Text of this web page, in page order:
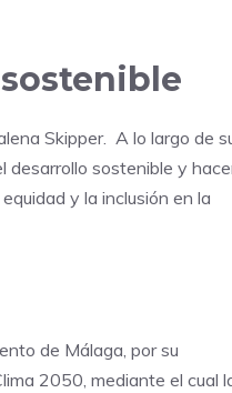
Skipper. A lo largo de
desarrollo sostenible y
y la inclusión en la
de Málaga, por su
2050, mediante el cual